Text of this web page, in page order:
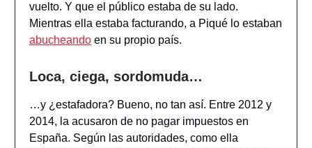
vuelto. Y que el público estaba de su lado.
Mientras ella estaba facturando, a Piqué lo estaban
abucheando en su propio país.
Loca, ciega, sordomuda…
…y ¿estafadora? Bueno, no tan así. Entre 2012 y
2014, la acusaron de no pagar impuestos en
España. Según las autoridades, como ella